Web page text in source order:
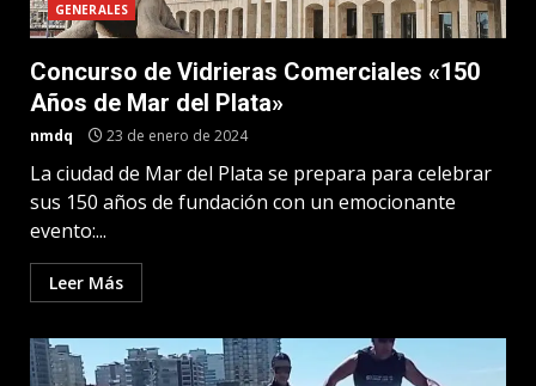
GENERALES
Concurso de Vidrieras Comerciales «150
Años de Mar del Plata»
nmdq 23 de enero de 2024
La ciudad de Mar del Plata se prepara para celebrar
sus 150 años de fundación con un emocionante
evento:...
Leer Más